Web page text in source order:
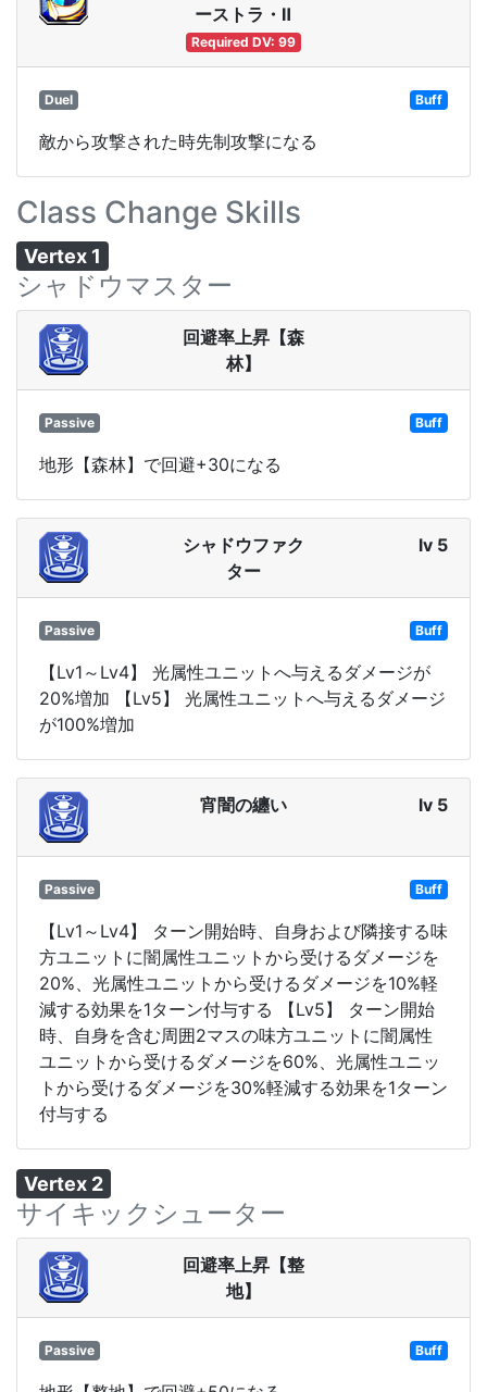
ーストラ・Ⅱ
Required DV: 99
Duel Buff
敵から攻撃された時先制攻撃になる
Class Change Skills
Vertex 1
シャドウマスター
回避率上昇【森
林】
Passive Buff
地形【森林】で回避+30になる
シャドウファク
ター
lv 5
Passive Buff
【Lv1～Lv4】 光属性ユニットへ与えるダメージが
20%増加 【Lv5】 光属性ユニットへ与えるダメージ
が100%増加
宵闇の纏い lv 5
Passive Buff
【Lv1～Lv4】 ターン開始時、自身および隣接する味
方ユニットに闇属性ユニットから受けるダメージを
20%、光属性ユニットから受けるダメージを10%軽
減する効果を1ターン付与する 【Lv5】 ターン開始
時、自身を含む周囲2マスの味方ユニットに闇属性
ユニットから受けるダメージを60%、光属性ユニッ
トから受けるダメージを30%軽減する効果を1ターン
付与する
Vertex 2
サイキックシューター
回避率上昇【整
地】
Passive Buff